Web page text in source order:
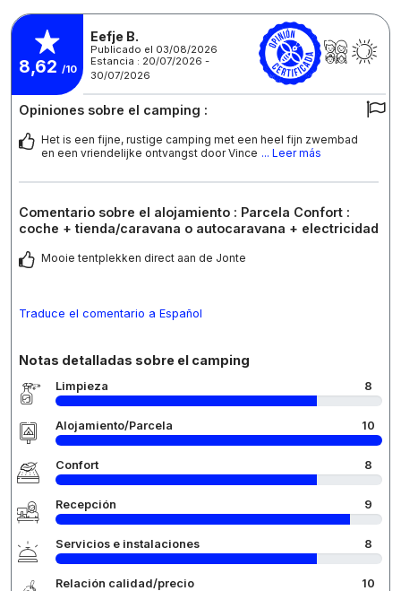
8,62 /10
Eefje B.
Publicado el 03/08/2026
Estancia : 20/07/2026 -
30/07/2026
Opiniones sobre el camping :
Het is een fijne, rustige camping met een heel fijn zwembad
en een vriendelijke ontvangst door Vince ... Leer más
Comentario sobre el alojamiento : Parcela Confort :
coche + tienda/caravana o autocaravana + electricidad
Mooie tentplekken direct aan de Jonte
Traduce el comentario a Español
Notas detalladas sobre el camping
Limpieza 8
Alojamiento/Parcela 10
Confort 8
Recepción 9
Servicios e instalaciones 8
Relación calidad/precio 10